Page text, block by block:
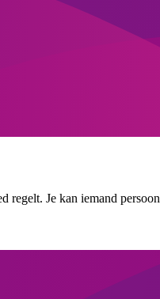
Je kan iemand